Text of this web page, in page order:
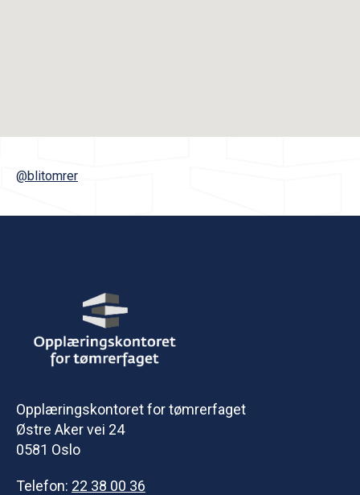
@blitomrer
Opplæringskontoret for tømrerfaget
Østre Aker vei 24
0581 Oslo
Telefon: 22 38 00 36